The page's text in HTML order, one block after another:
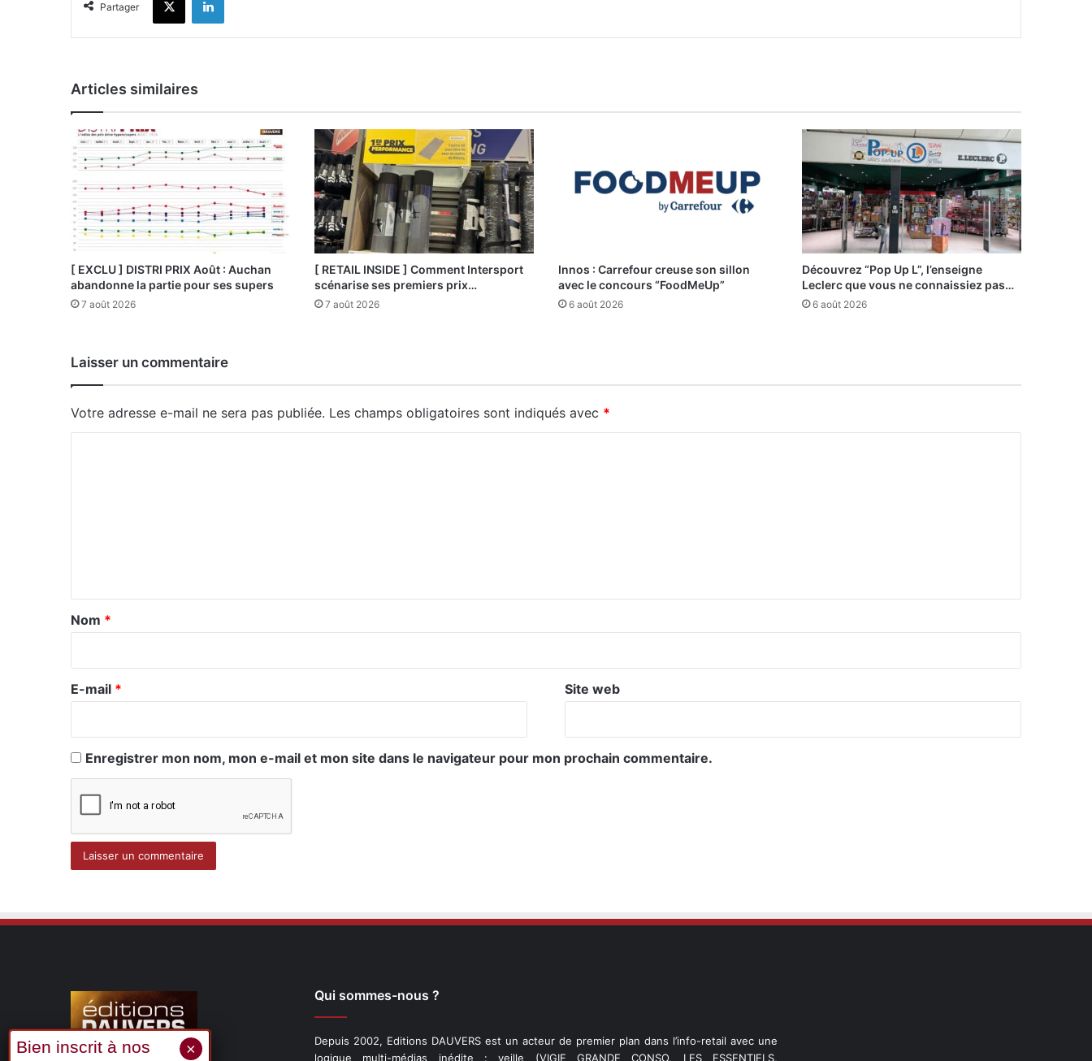
Partager
Articles similaires
[ EXCLU ] DISTRI PRIX Août : Auchan
abandonne la partie pour ses supers
7 août 2026
[ RETAIL INSIDE ] Comment Intersport
scénarise ses premiers prix…
7 août 2026
Innos : Carrefour creuse son sillon
avec le concours “FoodMeUp”
6 août 2026
Découvrez “Pop Up L”, l’enseigne
Leclerc que vous ne connaissiez pas…
6 août 2026
Laisser un commentaire
Votre adresse e-mail ne sera pas publiée. Les champs obligatoires sont indiqués avec *
a
e
Nom *
E-mail * Site web
Enregistrer mon nom, mon e-mail et mon site dans le navigateur pour mon prochain commentaire.
Qui sommes-nous ?
Depuis 2002, Editions DAUVERS est un acteur de premier plan dans l’info-retail avec une
logique multi-médias inédite : veille (VIGIE GRANDE CONSO, LES ESSENTIELS,